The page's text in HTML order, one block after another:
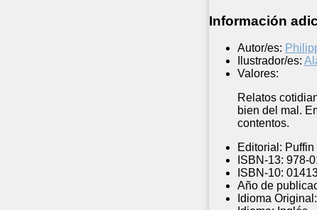
Información
Autor/es:
Ilustrador/es:
Valores:
Relatos
bien del mal.
contentos.
Editorial: Puffin
ISBN-13: 978-
ISBN-10:
Año de
Idioma Original: